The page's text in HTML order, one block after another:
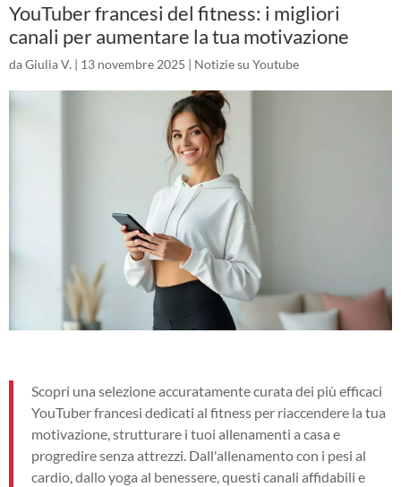
YouTuber francesi del fitness: i migliori
canali per aumentare la tua motivazione
daGiulia V. | 13 novembre 2025 | Notizie su Youtube
Scopri una selezione accuratamente curata dei più efficaci
YouTuber francesi dedicati al fitness per riaccendere la tua
motivazione, strutturare i tuoi allenamenti a casa e
progredire senza attrezzi. Dall'allenamento con i pesi al
cardio, dallo yoga al benessere, questi canali affidabili e